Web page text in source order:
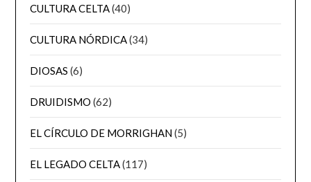
CULTURA CELTA(40)
CULTURA NÓRDICA(34)
DIOSAS (6)
DRUIDISMO (62)
EL CÍRCULO DE MORRIGHAN(5)
EL LEGADO CELTA(117)